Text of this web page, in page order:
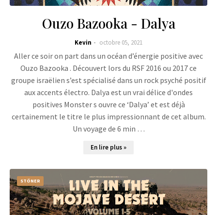
Ouzo Bazooka - Dalya
Kevin octobre 05, 2021
Aller ce soir on part dans un océan d’énergie positive avec
Ouzo Bazooka . Découvert lors du RSF 2016 ou 2017 ce
groupe israëlien s’est spécialisé dans un rock psyché positif
aux accents électro. Dalya est un vrai délice d'ondes
positives Monster s ouvre ce ‘Dalya’ et est déjà
certainement le titre le plus impressionnant de cet album.
Un voyage de 6 min …
En lire plus »
STÖNER